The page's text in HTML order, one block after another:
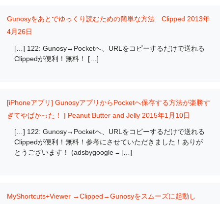
Gunosyをあとでゆっくり読むための簡単な方法 Clipped 2013年
4月26日
[…] 122: Gunosy→Pocketへ、URLをコピーするだけで送れる
Clippedが便利！無料！ […]
[iPhoneアプリ] GunosyアプリからPocketへ保存する方法が楽勝す
ぎてやばかった！ | Peanut Butter and Jelly 2015年1月10日
[…] 122: Gunosy→Pocketへ、URLをコピーするだけで送れる
Clippedが便利！無料！参考にさせていただきました！ありが
とうございます！ (adsbygoogle = […]
MyShortcuts+Viewer →Clipped→Gunosyをスムーズに起動し